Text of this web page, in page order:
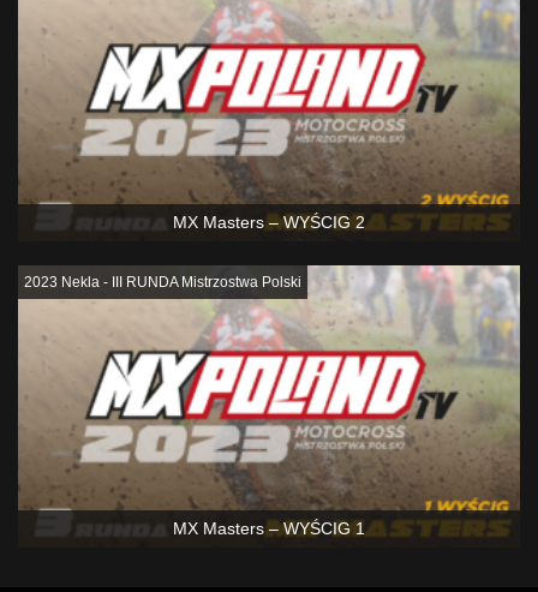
MX Masters – WYŚCIG 2
MX Masters – WYŚCIG 1
2023 Nekla - III RUNDA Mistrzostwa Polski